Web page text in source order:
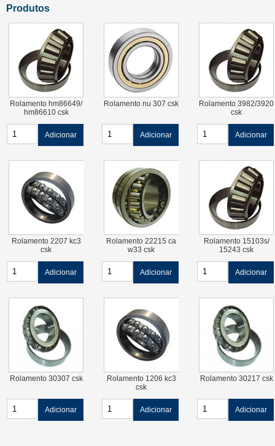
Produtos
Rolamento hm86649/
hm86610 csk
Adicionar
Rolamento nu 307 csk
Adicionar
Rolamento 3982/3920
csk
Adicionar
Rolamento 2207 kc3
csk
Adicionar
Rolamento 22215 ca
w33 csk
Adicionar
Rolamento 15103s/
15243 csk
Adicionar
Rolamento 30307 csk
Adicionar
Rolamento 1206 kc3
csk
Adicionar
Rolamento 30217 csk
Adicionar